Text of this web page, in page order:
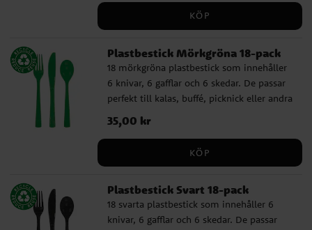
gafflar och 6 skedar ✔️ Återanvändbara och
KÖP
Plastbestick Mörkgröna 18-pack
18 mörkgröna plastbestick som innehåller
6 knivar, 6 gafflar och 6 skedar. De passar
perfekt till kalas, buffé, picknick eller andra
tillfällen där du vill duka enkelt, praktiskt
och färgglatt. ✔️ Innehåller 6 knivar, 6
Pris:35,00 kr
35,00 kr
KÖP
Plastbestick Svart 18-pack
18 svarta plastbestick som innehåller 6
knivar, 6 gafflar och 6 skedar. De passar